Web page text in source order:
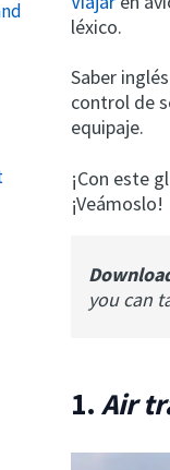
léxico.
Saber
control de
equipaje.
¡Con este
¡Veámoslo!
you can
1.Air